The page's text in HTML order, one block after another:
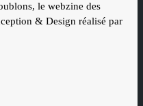
le webzine des
& Design réalisé par